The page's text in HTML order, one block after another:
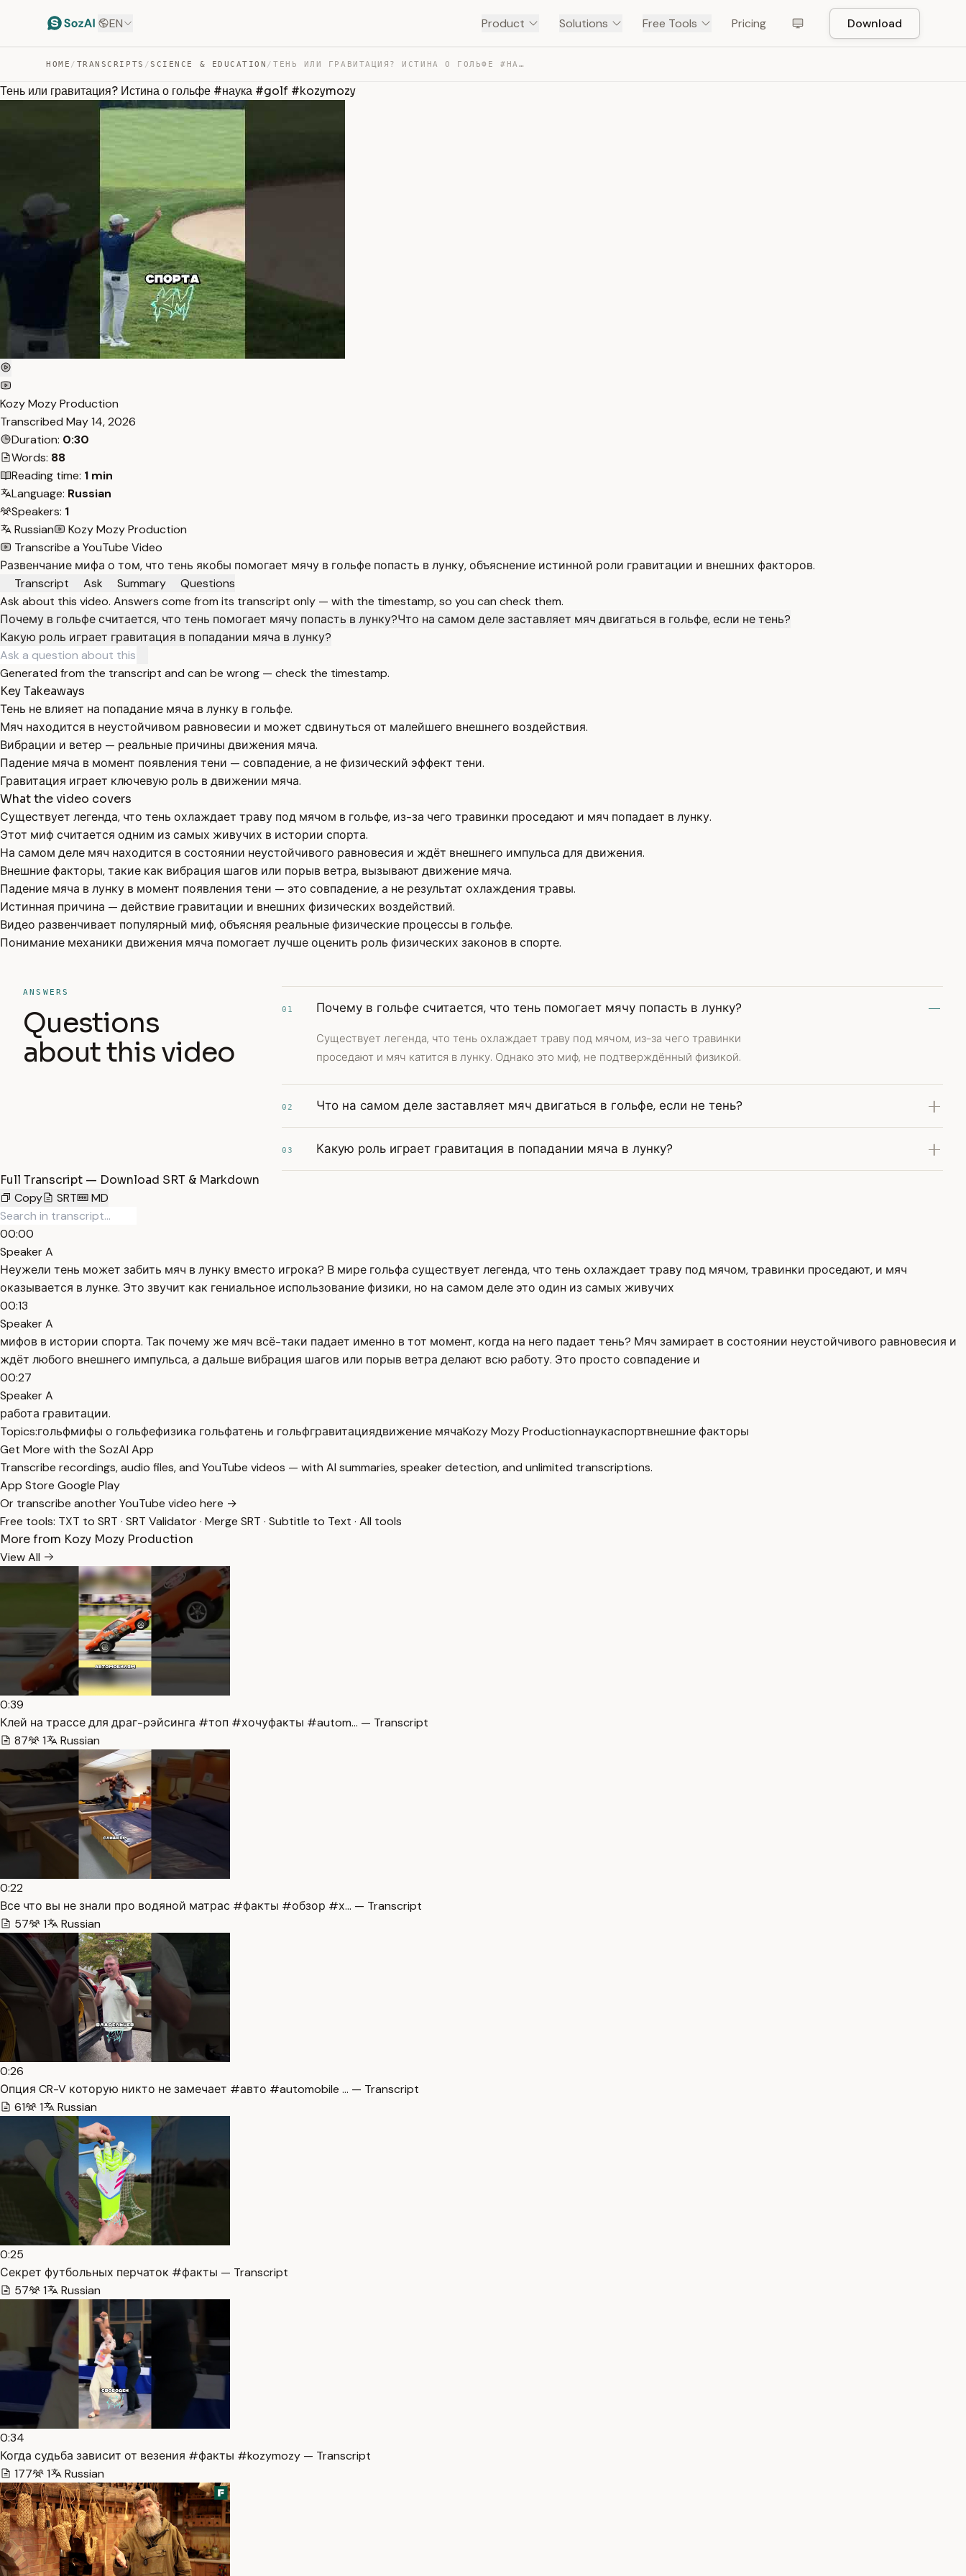
EN Product Solutions Free Tools Pricing Download
HOME / TRANSCRIPTS /SCIENCE & EDUCATION / ТЕНЬ ИЛИ ГРАВИТАЦИЯ? ИСТИНА О ГОЛЬФЕ #НАУКА #GOLF #KOZY… — TRANSCRIPT
Тень или гравитация? Истина о гольфе #наука #golf #kozymozy
Kozy Mozy Production
Transcribed May 14, 2026
Duration: 0:30
Words: 88
Reading time: 1 min
Language: Russian
Speakers: 1
Russian
Kozy Mozy Production
Transcribe a YouTube Video
Развенчание мифа о том, что тень якобы помогает мячу в гольфе попасть в лунку, объяснение истинной роли гравитации и внешних факторов.
Transcript
Ask Summary
Questions
Ask about this video. Answers come from its transcript only — with the timestamp, so you can check them.
Почему в гольфе считается, что тень помогает мячу попасть в лунку?Что на самом деле заставляет мяч двигаться в гольфе, если не тень?
Какую роль играет гравитация в попадании мяча в лунку?
Generated from the transcript and can be wrong — check the timestamp.
Key Takeaways
Тень не влияет на попадание мяча в лунку в гольфе.
Мяч находится в неустойчивом равновесии и может сдвинуться от малейшего внешнего воздействия.
Вибрации и ветер — реальные причины движения мяча.
Падение мяча в момент появления тени — совпадение, а не физический эффект тени.
Гравитация играет ключевую роль в движении мяча.
What the video covers
Существует легенда, что тень охлаждает траву под мячом в гольфе, из-за чего травинки проседают и мяч попадает в лунку.
Этот миф считается одним из самых живучих в истории спорта.
На самом деле мяч находится в состоянии неустойчивого равновесия и ждёт внешнего импульса для движения.
Внешние факторы, такие как вибрация шагов или порыв ветра, вызывают движение мяча.
Падение мяча в лунку в момент появления тени — это совпадение, а не результат охлаждения травы.
Истинная причина — действие гравитации и внешних физических воздействий.
Видео развенчивает популярный миф, объясняя реальные физические процессы в гольфе.
Понимание механики движения мяча помогает лучше оценить роль физических законов в спорте.
ANSWERS
Questions
about this video
01 Почему в гольфе считается, что тень помогает мячу попасть в лунку?
Существует легенда, что тень охлаждает траву под мячом, из-за чего травинки
проседают и мяч катится в лунку. Однако это миф, не подтверждённый физикой.
02 Что на самом деле заставляет мяч двигаться в гольфе, если не тень?
03 Какую роль играет гравитация в попадании мяча в лунку?
Full Transcript — Download SRT & Markdown
Copy
SRT MD
00:00
Speaker A
Неужели тень может забить мяч в лунку вместо игрока? В мире гольфа существует легенда, что тень охлаждает траву под мячом, травинки проседают, и мяч
оказывается в лунке. Это звучит как гениальное использование физики, но на самом деле это один из самых живучих
00:13
Speaker A
мифов в истории спорта. Так почему же мяч всё-таки падает именно в тот момент, когда на него падает тень? Мяч замирает в состоянии неустойчивого равновесия и
ждёт любого внешнего импульса, а дальше вибрация шагов или порыв ветра делают всю работу. Это просто совпадение и
00:27
Speaker A
работа гравитации.
Topics:гольфмифы о гольфефизика гольфатень и гольфгравитациядвижение мячаKozy Mozy Productionнаукаспортвнешние факторы
Get More with the SozAI App
Transcribe recordings, audio files, and YouTube videos — with AI summaries, speaker detection, and unlimited transcriptions.
App Store Google Play
Or transcribe another YouTube video here →
Free tools: TXT to SRT · SRT Validator· Merge SRT · Subtitle to Text · All tools
More from Kozy Mozy Production
View All
0:39
Клей на трассе для драг-рэйсинга #топ #хочуфакты #autom… — Transcript
87
1 Russian
0:22
Все что вы не знали про водяной матрас #факты #обзор #х… — Transcript
57
1 Russian
0:26
Опция CR-V которую никто не замечает #авто #automobile … — Transcript
61
1 Russian
0:25
Секрет футбольных перчаток #факты — Transcript
57
1 Russian
0:34
Когда судьба зависит от везения #факты #kozymozy — Transcript
177
1 Russian